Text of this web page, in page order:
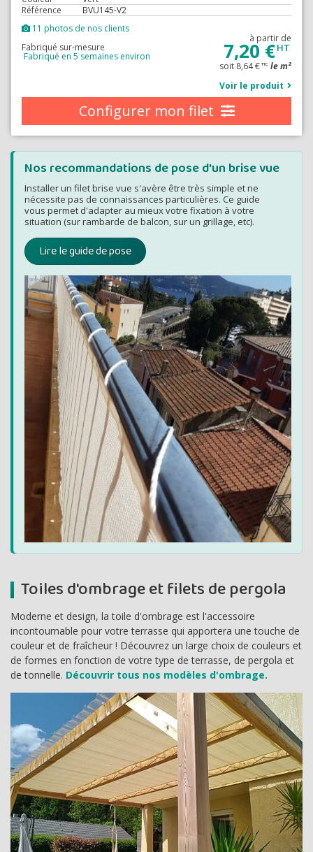
Référence
BVU145-V2
11 photos de nos clients
à partir de
7,20 €HT
soit 8,64 € TTC le m²
Fabriqué sur-mesure
Fabriqué en 5 semaines environ
Voir le produit
Configurer mon filet
Nos recommandations de pose d'un brise vue
Installer un filet brise vue s'avère être très simple et ne
nécessite pas de connaissances particulières. Ce guide
vous permet d'adapter au mieux votre fixation à votre
situation (sur rambarde de balcon, sur un grillage, etc).
Lire le guide de pose
Toiles d'ombrage et filets de pergola
Moderne et design, la toile d'ombrage est l'accessoire
incontournable pour votre terrasse qui apportera une touche de
couleur et de fraîcheur ! Découvrez un large choix de couleurs et
de formes en fonction de votre type de terrasse, de pergola et
de tonnelle. Découvrir tous nos modèles d'ombrage.